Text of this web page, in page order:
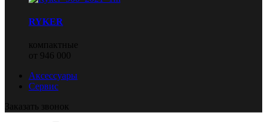
RYKER
компактные
от 946 000
Аксессуары
Сервис
Заказать звонок